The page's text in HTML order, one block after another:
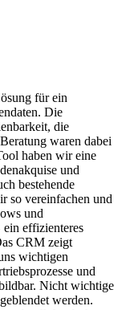
für ein
Die
die
waren dabei
haben wir eine
und
bestehende
so vereinfachen und
und
ein effizienteres
CRM zeigt
wichtigen
und
Nicht wichtige
werden.